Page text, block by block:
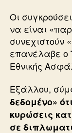
Οι
να είναι
συνεχιστούν
επανέλαβε ο
Εθνικής
Εξάλλου,
δεδομένο»
κυρώσεις
σε